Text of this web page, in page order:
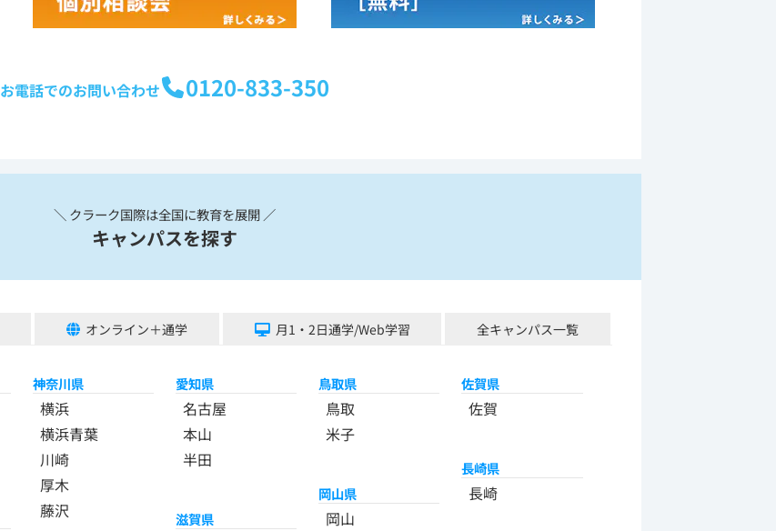
お電話でのお問い合わせ 0120-833-350
＼ クラーク国際は全国に教育を展開 ／
キャンパスを探す
オンライン＋通学 月1・2日通学/Web学習 全キャンパス一覧
神奈川県
横浜
横浜青葉
川崎
厚木
藤沢
愛知県
名古屋
本山
半田
滋賀県
鳥取県
鳥取
米子
岡山県
岡山
佐賀県
佐賀
長崎県
長崎